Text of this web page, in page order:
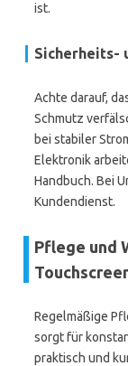
ist.
Sicherheits-
Achte darauf,
Schmutz
bei stabiler
Elektronik
Handbuch. Bei
Kundendienst.
Pflege und
Regelmäßige
sorgt für
praktisch und